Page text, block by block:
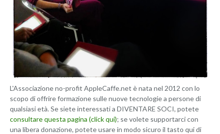
L'Associazione no-profit AppleCaffe.net è nata nel 2012 con lo
scopo di offrire formazione sulle nuove tecnologie a persone di
qualsiasi età. Se siete interessati a DIVENTARE SOCI, potete
consultare questa pagina (click qui); se volete supportarci con
una libera donazione, potete usare in modo sicuro il tasto qui di